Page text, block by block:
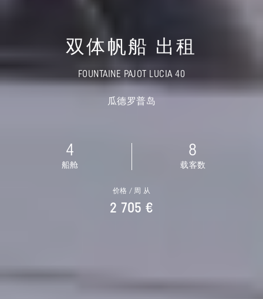
双体帆船 出租
FOUNTAINE PAJOT LUCIA 40
瓜德罗普岛
4
船舱
8
载客数
价格 / 周 从
2 705 €